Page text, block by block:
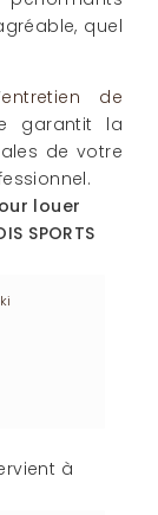
quel
entretien de
garantit la
de votre
louer
SPORTS
à